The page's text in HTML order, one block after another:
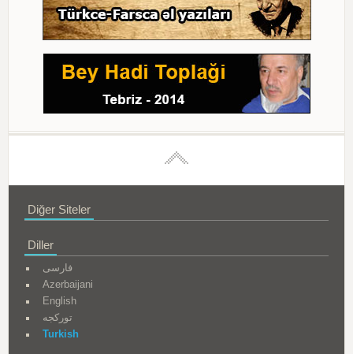
Diğer Siteler
Diller
فارسی
Azerbaijani
English
تورکجه
Turkish